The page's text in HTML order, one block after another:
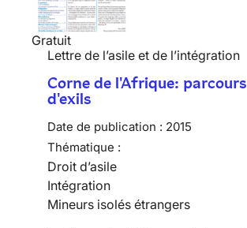
Gratuit
Lettre de l’asile et de l’intégration
Corne de l'Afrique: parcours
d'exils
Date de publication : 2015
Thématique :
Droit d’asile
Intégration
Mineurs isolés étrangers